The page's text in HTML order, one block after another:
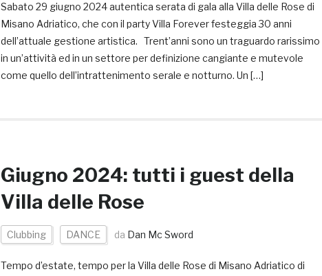
Sabato 29 giugno 2024 autentica serata di gala alla Villa delle Rose di
Misano Adriatico, che con il party Villa Forever festeggia 30 anni
dell’attuale gestione artistica. Trent’anni sono un traguardo rarissimo
in un’attività ed in un settore per definizione cangiante e mutevole
come quello dell’intrattenimento serale e notturno. Un […]
Giugno 2024: tutti i guest della
Villa delle Rose
Clubbing DANCE da Dan Mc Sword
Tempo d’estate, tempo per la Villa delle Rose di Misano Adriatico di